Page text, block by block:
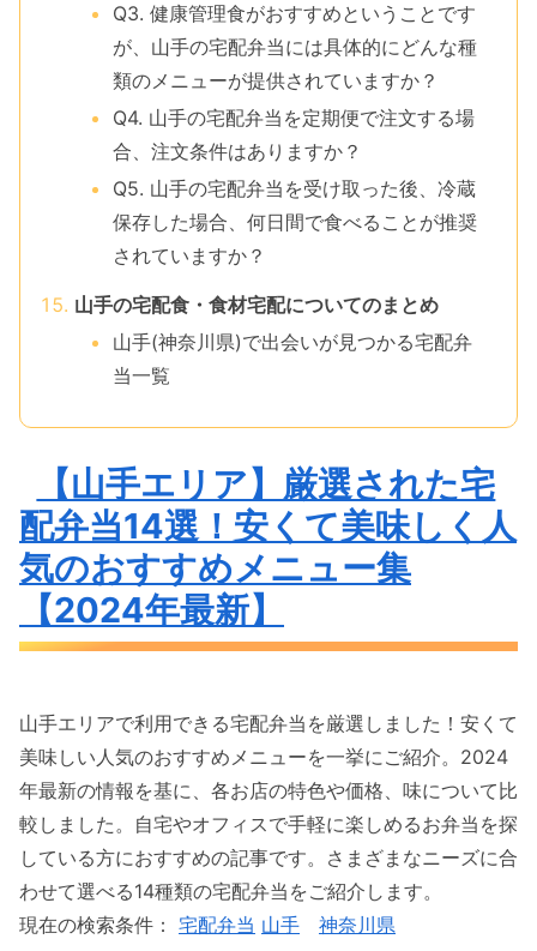
Q3. 健康管理食がおすすめということです
が、山手の宅配弁当には具体的にどんな種
類のメニューが提供されていますか？
Q4. 山手の宅配弁当を定期便で注文する場
合、注文条件はありますか？
Q5. 山手の宅配弁当を受け取った後、冷蔵
保存した場合、何日間で食べることが推奨
されていますか？
山手の宅配食・食材宅配についてのまとめ
山手(神奈川県)で出会いが見つかる宅配弁
当一覧
【山手エリア】厳選された宅
配弁当14選！安くて美味しく人
気のおすすめメニュー集
【2024年最新】
山手エリアで利用できる宅配弁当を厳選しました！安くて
美味しい人気のおすすめメニューを一挙にご紹介。2024
年最新の情報を基に、各お店の特色や価格、味について比
較しました。自宅やオフィスで手軽に楽しめるお弁当を探
している方におすすめの記事です。さまざまなニーズに合
わせて選べる14種類の宅配弁当をご紹介します。
現在の検索条件： 宅配弁当 山手 神奈川県